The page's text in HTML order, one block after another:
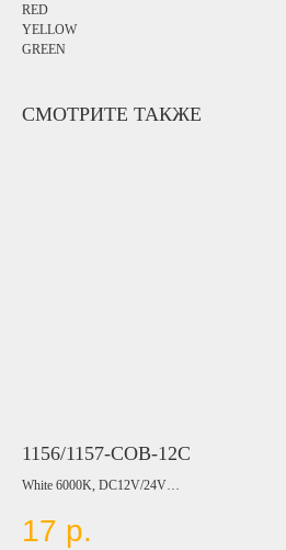
RED
YELLOW
GREEN
СМОТРИТЕ ТАКЖЕ
1156/1157-COB-12C
White 6000K, DC12V/24V
BLUE
RED
17 р.